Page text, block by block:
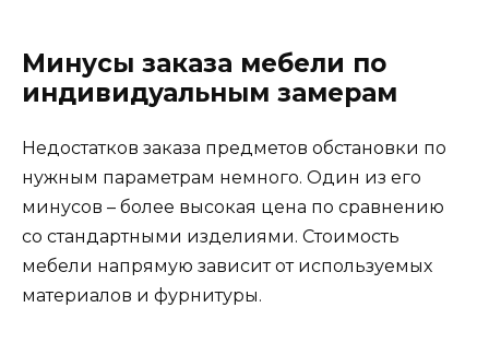
Минусы заказа мебели по
индивидуальным замерам
Недостатков заказа предметов обстановки по
нужным параметрам немного. Один из его
минусов – более высокая цена по сравнению
со стандартными изделиями. Стоимость
мебели напрямую зависит от используемых
материалов и фурнитуры.